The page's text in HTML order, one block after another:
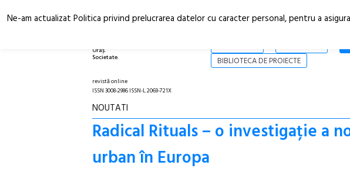
Oraș.
Societate.
BIBLIOTECA DE PROIECTE
revistă online
ISSN 3008-2986 ISSN-L 2069-721X
NOUTATI
Radical Rituals – o investigație a
urban în Europa
Ne-am actualizat Politica privind prelucrarea datelor cu caracter personal, pentru a